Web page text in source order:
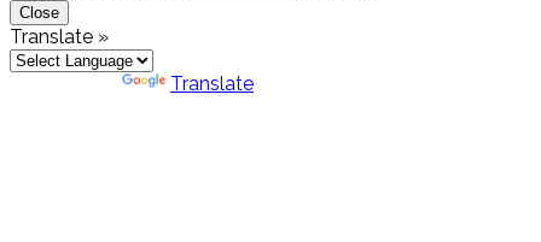
Close
Translate »
Translate